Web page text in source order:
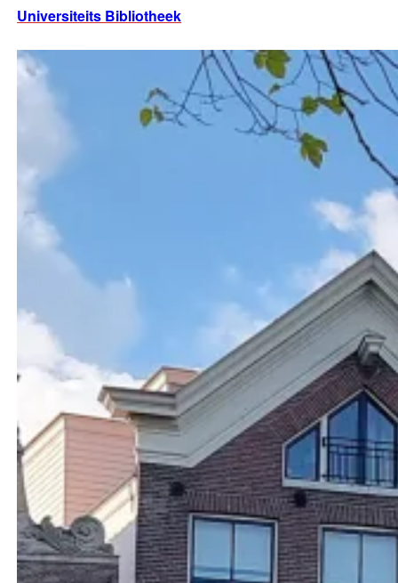
Universiteits Bibliotheek